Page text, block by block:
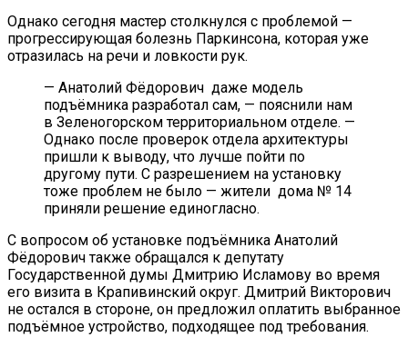
Однако сегодня мастер столкнулся с проблемой —
прогрессирующая болезнь Паркинсона, которая уже
отразилась на речи и ловкости рук.
— Анатолий Фёдорович даже модель
подъёмника разработал сам, — пояснили нам
в Зеленогорском территориальном отделе. —
Однако после проверок отдела архитектуры
пришли к выводу, что лучше пойти по
другому пути. С разрешением на установку
тоже проблем не было — жители дома № 14
приняли решение единогласно.
С вопросом об установке подъёмника Анатолий
Фёдорович также обращался к депутату
Государственной думы Дмитрию Исламову во время
его визита в Крапивинский округ. Дмитрий Викторович
не остался в стороне, он предложил оплатить выбранное
подъёмное устройство, подходящее под требования.